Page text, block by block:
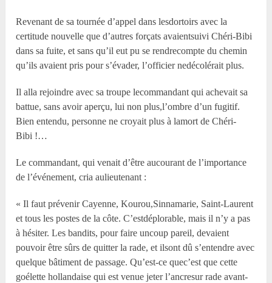
Revenant de sa tournée d’appel dans lesdortoirs avec la
certitude nouvelle que d’autres forçats avaientsuivi Chéri-Bibi
dans sa fuite, et sans qu’il eut pu se rendrecompte du chemin
qu’ils avaient pris pour s’évader, l’officier nedécolérait plus.
Il alla rejoindre avec sa troupe lecommandant qui achevait sa
battue, sans avoir aperçu, lui non plus,l’ombre d’un fugitif.
Bien entendu, personne ne croyait plus à lamort de Chéri-
Bibi !…
Le commandant, qui venait d’être aucourant de l’importance
de l’événement, cria aulieutenant :
« Il faut prévenir Cayenne, Kourou,Sinnamarie, Saint-Laurent
et tous les postes de la côte. C’estdéplorable, mais il n’y a pas
à hésiter. Les bandits, pour faire uncoup pareil, devaient
pouvoir être sûrs de quitter la rade, et ilsont dû s’entendre avec
quelque bâtiment de passage. Qu’est-ce quec’est que cette
goélette hollandaise qui est venue jeter l’ancresur rade avant-